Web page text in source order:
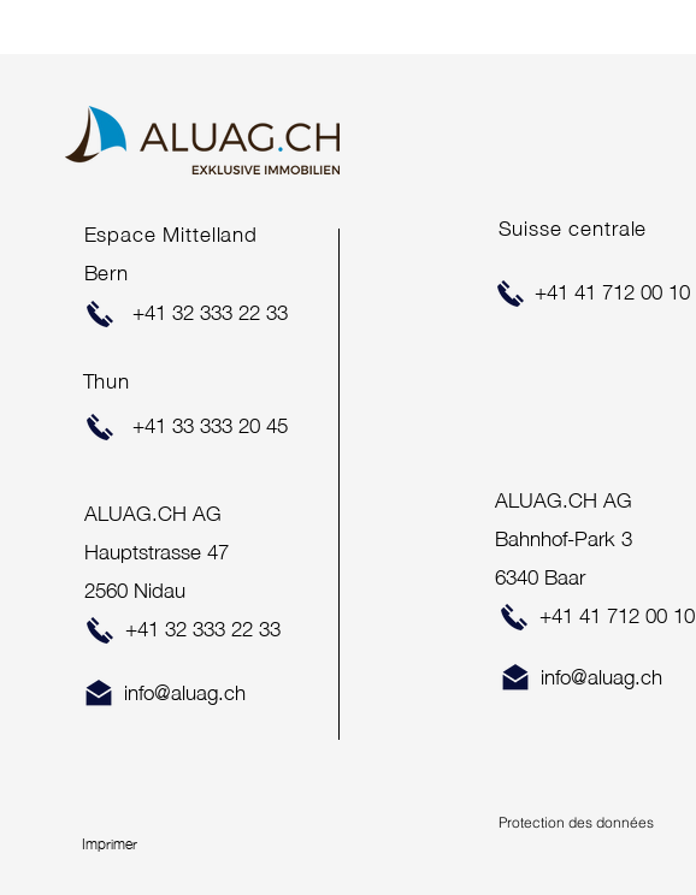
Espace Mittelland
Bern
+41 32 333 22 33
Thun
+41 33 333 20 45
ALUAG.CH AG
Hauptstrasse 47
2560 Nidau
+41 32 333 22 33
info@aluag.ch
Imprimer
Suisse centrale
+41 41 712 00 10
ALUAG.CH AG
Bahnhof-Park 3
6340 Baar
+41 41 712 00 10
info@aluag.ch
Protection des données